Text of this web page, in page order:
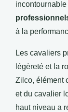
à la
Les cavaliers
légèreté et la
Zilco, élément
et du cavalier
haut niveau a